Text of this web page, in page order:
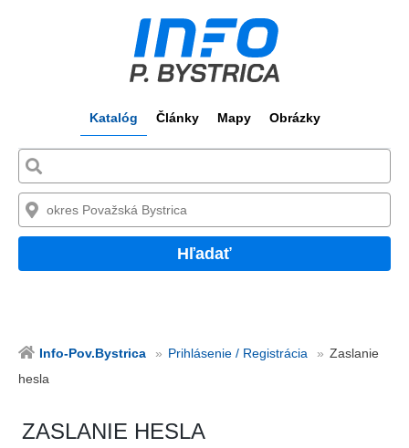
Katalóg Články Mapy Obrázky
Hľadať
Info-Pov.Bystrica Prihlásenie / Registrácia
Zaslanie
hesla
ZASLANIE HESLA